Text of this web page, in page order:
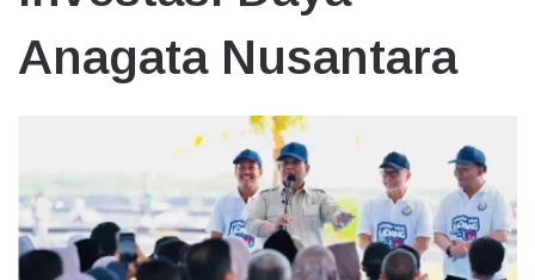
Anagata Nusantara